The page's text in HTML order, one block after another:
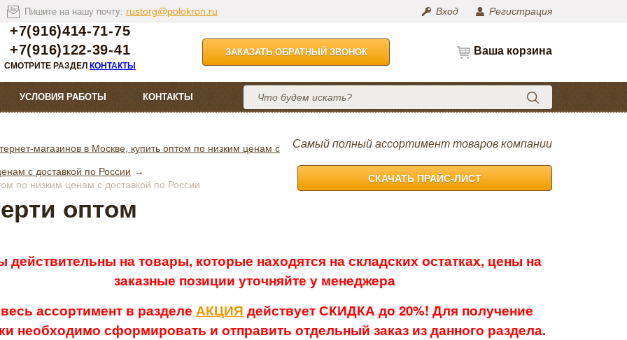
Пишите на нашу почту: rustorg@polokron.ru Вход Регистрация
+7(916)414-71-75
+7(916)122-39-41
СМОТРИТЕ РАЗДЕЛКОНТАКТЫ
ЗАКАЗАТЬ ОБРАТНЫЙ ЗВОНОК Ваша корзина
УСЛОВИЯ РАБОТЫ КОНТАКТЫ
магазинов в Москве, купить оптом по низким ценам с
с доставкой по России
по низким ценам с доставкой по России
оптом
Самый полный ассортимент товаров компании
СКАЧАТЬ ПРАЙС-ЛИСТ
действительны на товары, которые находятся на складских остатках, цены на
заказные позиции уточняйте у менеджера
ассортимент в разделе АКЦИЯ действует СКИДКА до 20%! Для получение
необходимо сформировать и отправить отдельный заказ из данного раздела.